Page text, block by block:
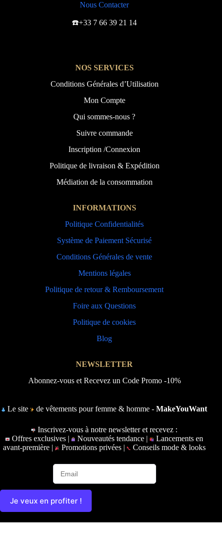
Nous Contacter
☎️+33 7 66 39 21 14
NOS SERVICES
Conditions Générales d’Utilisation
Mon Compte
Qui sommes-nous ?
Suivre commande
Inscription /Connexion
Politique de livraison & Expédition
Médiation de la consommation
INFORMATIONS
Politique Confidentialités
Système de Paiement Sécurisé
Conditions Générales de vente
Mentions légales
Politique de retour & Remboursement
Foire aux Questions
Politique de cookies
Blog
NEWSLETTER
Abonnez-vous et Recevez un Code Promo -10%
Le site de vêtements pour femme & homme -MakeYouWant
Inscrivez-vous à notre newsletter et recevez :
Offres exclusives |
Nouveautés tendance |
Lancements en
avant-première | Promotions privées | Conseils mode & looks
Je veux en profiter !